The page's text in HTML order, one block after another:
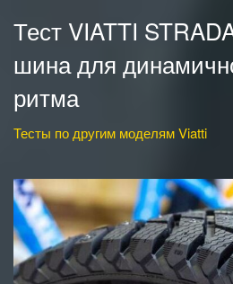
Тест VIATTI
шина для
ритма
Тесты по другим моделям Viatti